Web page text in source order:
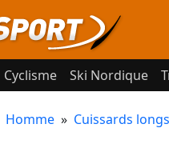
Cyclisme Ski Nordique
Homme » Cuissards